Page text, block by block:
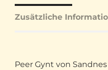
Zusätzliche
Peer Gynt von